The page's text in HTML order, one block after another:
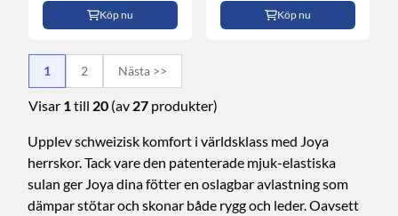
Köp nu Köp nu
1 2 Nästa >>
Visar 1 till 20(av 27produkter)
Upplev schweizisk komfort i världsklass med Joya
herrskor. Tack vare den patenterade mjuk-elastiska
sulan ger Joya dina fötter en oslagbar avlastning som
dämpar stötar och skonar både rygg och leder. Oavsett